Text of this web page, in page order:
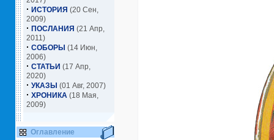
· ИСТОРИЯ (20 Сен,
2009)
· ПОСЛАНИЯ (21 Апр,
2011)
· СОБОРЫ (14 Июн,
2006)
· СТАТЬИ (17 Апр,
2020)
· УКАЗЫ (01 Авг, 2007)
· ХРОНИКА (18 Мая,
2009)
Оглавление